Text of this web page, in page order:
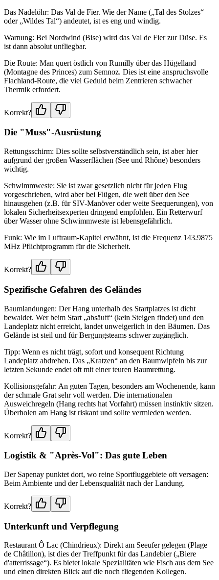
Das Nadelöhr: Das Val de Fier. Wie der Name („Tal des Stolzes“
oder „Wildes Tal“) andeutet, ist es eng und windig.
Warnung: Bei Nordwind (Bise) wird das Val de Fier zur Düse. Es
ist dann absolut unfliegbar.
Die Route: Man quert östlich von Rumilly über das Hügelland
(Montagne des Princes) zum Semnoz. Dies ist eine anspruchsvolle
Flachland-Route, die viel Geduld beim Zentrieren schwacher
Thermik erfordert.
Korrekt?
Die "Muss"-Ausrüstung
Rettungsschirm: Dies sollte selbstverständlich sein, ist aber hier
aufgrund der großen Wasserflächen (See und Rhône) besonders
wichtig.
Schwimmweste: Sie ist zwar gesetzlich nicht für jeden Flug
vorgeschrieben, wird aber bei Flügen, die weit über den See
hinausgehen (z.B. für SIV-Manöver oder weite Seequerungen), von
lokalen Sicherheitsexperten dringend empfohlen. Ein Retterwurf
über Wasser ohne Schwimmweste ist lebensgefährlich.
Funk: Wie im Luftraum-Kapitel erwähnt, ist die Frequenz 143.9875
MHz Pflichtprogramm für die Sicherheit.
Korrekt?
Spezifische Gefahren des Geländes
Baumlandungen: Der Hang unterhalb des Startplatzes ist dicht
bewaldet. Wer beim Start „absäuft“ (kein Steigen findet) und den
Landeplatz nicht erreicht, landet unweigerlich in den Bäumen. Das
Gelände ist steil und für Bergungsteams schwer zugänglich.
Tipp: Wenn es nicht trägt, sofort und konsequent Richtung
Landeplatz abdrehen. Das „Kratzen“ an den Baumwipfeln bis zur
letzten Sekunde endet oft mit einer teuren Baumrettung.
Kollisionsgefahr: An guten Tagen, besonders am Wochenende, kann
der schmale Grat sehr voll werden. Die internationalen
Ausweichregeln (Hang rechts hat Vorfahrt) müssen instinktiv sitzen.
Überholen am Hang ist riskant und sollte vermieden werden.
Korrekt?
Logistik & "Après-Vol": Das gute Leben
Der Sapenay punktet dort, wo reine Sportfluggebiete oft versagen:
Beim Ambiente und der Lebensqualität nach der Landung.
Korrekt?
Unterkunft und Verpflegung
Restaurant Ô Lac (Chindrieux): Direkt am Seeufer gelegen (Plage
de Châtillon), ist dies der Treffpunkt für das Landebier („Biere
d'atterrissage“). Es bietet lokale Spezialitäten wie Fisch aus dem See
und einen direkten Blick auf die noch fliegenden Kollegen.